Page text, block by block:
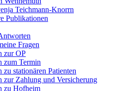
Teichmann-Knorrn
Publikationen
Fragen
zur OP
zum Termin
zu stationären Patienten
zur Zahlung und Versicherung
zu Hofheim